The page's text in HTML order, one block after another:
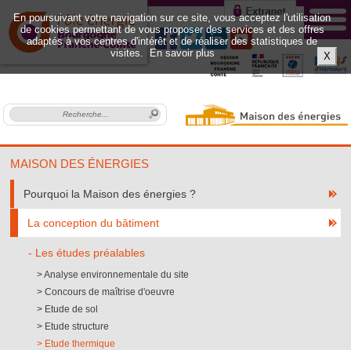
MAISON DES ÉNERGIES
Pourquoi la Maison des énergies ?
La conception du bâtiment
Les études préalables
Analyse environnementale du site
Concours de maîtrise d'oeuvre
Etude de sol
Etude structure
Etude thermique
En poursuivant votre navigation sur ce site, vous acceptez l'utilisation
de cookies permettant de vous proposer des services et des offres
adaptés à vos centres d'intérêt et de réaliser des statistiques de
visites.
En savoir plus X